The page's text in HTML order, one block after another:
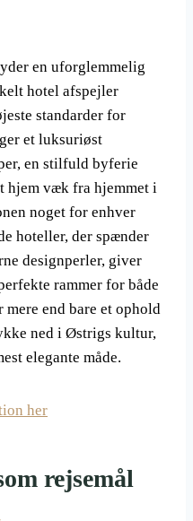
en uforglemmelig
hotel afspejler
standarder for
et luksuriøst
en stilfuld byferie
hjem væk fra hjemmet i
noget for enhver
hoteller, der spænder
designperler, giver
rammer for både
end bare et ophold
ned i Østrigs kultur,
elegante måde.
her
rejsemål